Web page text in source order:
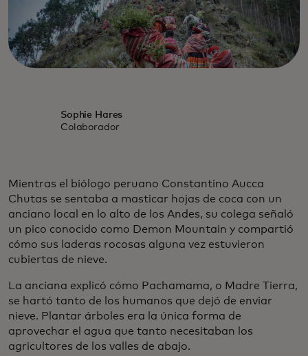
Sophie Hares
Colaborador
Mientras el biólogo peruano Constantino Aucca
Chutas se sentaba a masticar hojas de coca con un
anciano local en lo alto de los Andes, su colega señaló
un pico conocido como Demon Mountain y compartió
cómo sus laderas rocosas alguna vez estuvieron
cubiertas de nieve.
La anciana explicó cómo Pachamama, o Madre Tierra,
se hartó tanto de los humanos que dejó de enviar
nieve. Plantar árboles era la única forma de
aprovechar el agua que tanto necesitaban los
agricultores de los valles de abajo.